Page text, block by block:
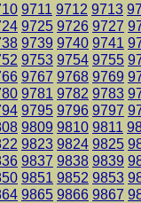
9711 9712 9713
9725 9726 9727
9739 9740 9741
9753 9754 9755
9767 9768 9769
9781 9782 9783
9795 9796 9797
9809 9810 9811
9823 9824 9825
9837 9838 9839
9851 9852 9853
9865 9866 9867